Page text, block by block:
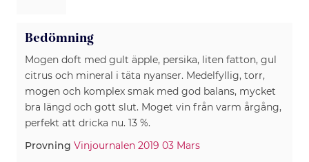
Bedömning
Mogen doft med gult äpple, persika, liten fatton, gul
citrus och mineral i täta nyanser. Medelfyllig, torr,
mogen och komplex smak med god balans, mycket
bra längd och gott slut. Moget vin från varm årgång,
perfekt att dricka nu. 13 %.
Provning Vinjournalen 2019 03 Mars